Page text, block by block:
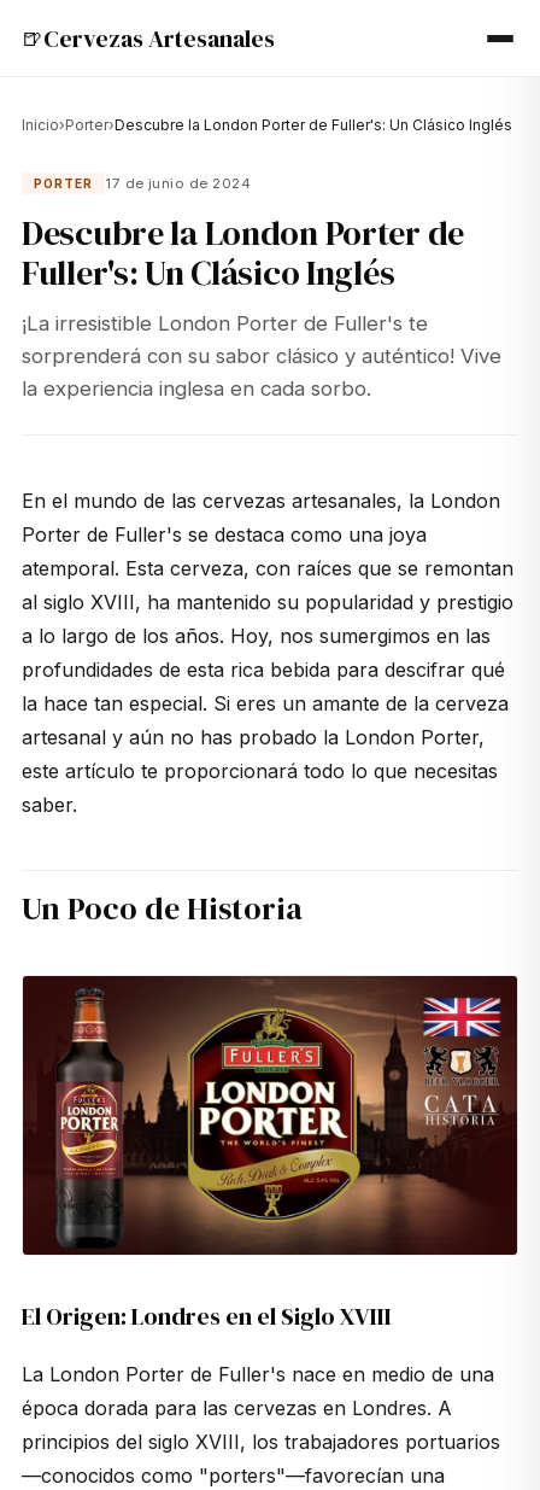
🍺Cervezas Artesanales
Inicio›Porter›Descubre la London Porter de Fuller's: Un Clásico Inglés
PORTER 17 de junio de 2024
Descubre la London Porter de
Fuller's: Un Clásico Inglés
¡La irresistible London Porter de Fuller's te
sorprenderá con su sabor clásico y auténtico! Vive
la experiencia inglesa en cada sorbo.
En el mundo de las cervezas artesanales, la London
Porter de Fuller's se destaca como una joya
atemporal. Esta cerveza, con raíces que se remontan
al siglo XVIII, ha mantenido su popularidad y prestigio
a lo largo de los años. Hoy, nos sumergimos en las
profundidades de esta rica bebida para descifrar qué
la hace tan especial. Si eres un amante de la cerveza
artesanal y aún no has probado la London Porter,
este artículo te proporcionará todo lo que necesitas
saber.
Un Poco de Historia
El Origen: Londres en el Siglo XVIII
La London Porter de Fuller's nace en medio de una
época dorada para las cervezas en Londres. A
principios del siglo XVIII, los trabajadores portuarios
—conocidos como "porters"—favorecían una